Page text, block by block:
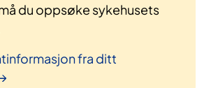
du oppsøke sykehusets
fra ditt